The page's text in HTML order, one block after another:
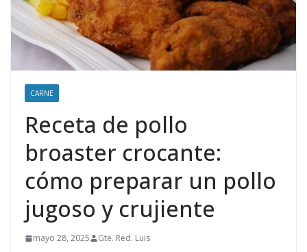
CARNE
Receta de pollo
broaster crocante:
cómo preparar un pollo
jugoso y crujiente
mayo 28, 2025 Gte. Red. Luis